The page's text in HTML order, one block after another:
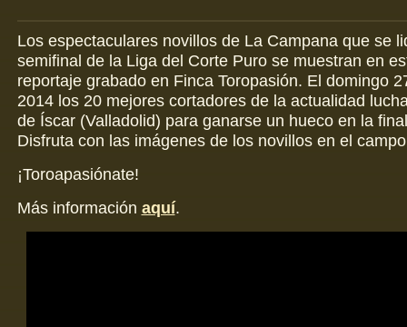
Los espectaculares novillos de La Campana que se
semifinal de la Liga del Corte Puro se muestran en
reportaje grabado en Finca Toropasión. El domingo
2014 los 20 mejores cortadores de la actualidad
de Íscar (Valladolid) para ganarse un hueco en la
Disfruta con las imágenes de los novillos en el
¡Toroapasiónate!
Más información aquí.